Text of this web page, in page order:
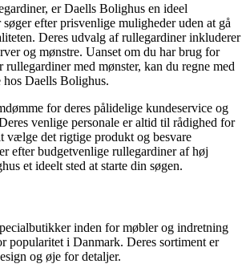
er Daells Bolighus en ideel
efter prisvenlige muligheder uden at gå
Deres udvalg af rullegardiner inkluderer
og mønstre. Uanset om du har brug for
rullegardiner med mønster, kan du regne med
hos Daells Bolighus.
for deres pålidelige kundeservice og
venlige personale er altid til rådighed for
vælge det rigtige produkt og besvare
efter budgetvenlige rullegardiner af høj
et ideelt sted at starte din søgen.
inden for møbler og indretning
popularitet i Danmark. Deres sortiment er
og øje for detaljer.